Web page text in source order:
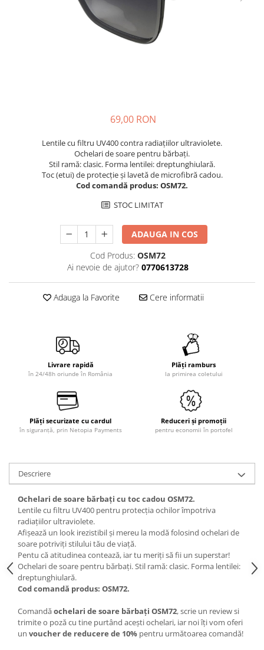
Cântare electronice
Produse de cult religios
69,00 RON
Lentile cu filtru UV400 contra radiațiilor ultraviolete.
Ochelari de soare pentru bărbați.
Stil ramă: clasic. Forma lentilei: dreptunghiulară.
Toc (etui) de protecție și lavetă de microfibră cadou.
Cod comandă produs: OSM72.
STOC LIMITAT
ADAUGA IN COS
Cod Produs: OSM72
Ai nevoie de ajutor? 0770613728
Adauga la Favorite Cere informatii
Livrare rapidă
în 24/48h oriunde în România
Plăți ramburs
la primirea coletului
Plăți securizate cu cardul
în siguranță, prin Netopia Payments
Reduceri și promoții
pentru economii în portofel
Descriere
Ochelari de soare bărbați cu toc cadou OSM72.
Lentile cu filtru UV400 pentru protecția ochilor împotriva
radiațiilor ultraviolete.
Afișează un look irezistibil și mereu la modă folosind ochelari de
soare potriviți stilului tău de viață.
Pentu că atitudinea contează, iar tu meriți să fii un superstar!
Ochelari de soare pentru bărbați. Stil ramă: clasic. Forma lentilei:
dreptunghiulară.
Cod comandă produs: OSM72.
Comandăochelari de soare bărbați OSM72, scrie un review si
trimite o poză cu tine purtând acești ochelari, iar noi îți vom oferi
un voucher de reducere de 10% pentru următoarea comandă!